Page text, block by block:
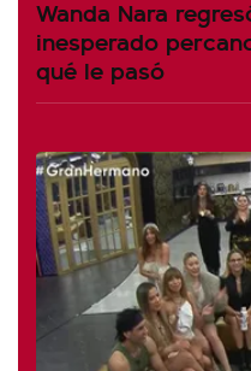
Wanda Nara
inesperado
qué le pasó